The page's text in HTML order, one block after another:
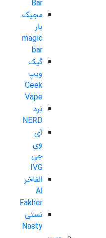
Bar
مجیک
بار
magic
bar
گیک
ویپ
Geek
Vape
نِرد
NERD
آی
وی
جی
IVG
الفاخر
Al
Fakher
نستی
Nasty